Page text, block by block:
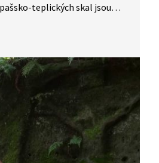
teplických skal jsou
kaple postavená podle
stavitele Kiliána Ignáce